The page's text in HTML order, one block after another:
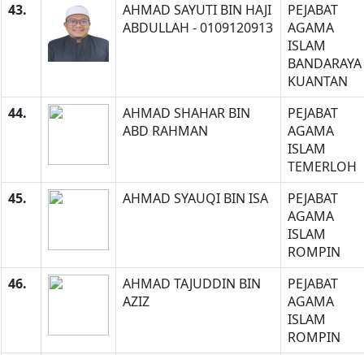
43.
AHMAD SAYUTI BIN HAJI
ABDULLAH - 0109120913
PEJABAT
AGAMA
ISLAM
BANDARAYA
KUANTAN
44.
AHMAD SHAHAR BIN
ABD RAHMAN
PEJABAT
AGAMA
ISLAM
TEMERLOH
45.
AHMAD SYAUQI BIN ISA
PEJABAT
AGAMA
ISLAM
ROMPIN
46.
AHMAD TAJUDDIN BIN
AZIZ
PEJABAT
AGAMA
ISLAM
ROMPIN